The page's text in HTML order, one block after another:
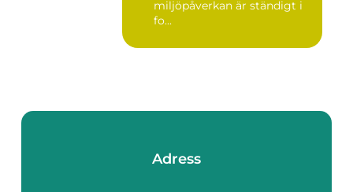
miljöpåverkan är ständigt i
fo...
Adress